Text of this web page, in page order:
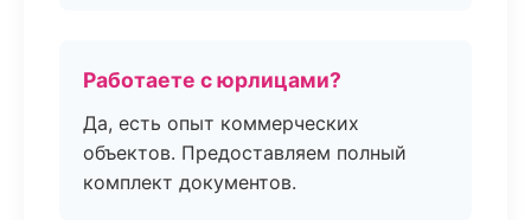
Работаете с юрлицами?
Да, есть опыт коммерческих
объектов. Предоставляем полный
комплект документов.